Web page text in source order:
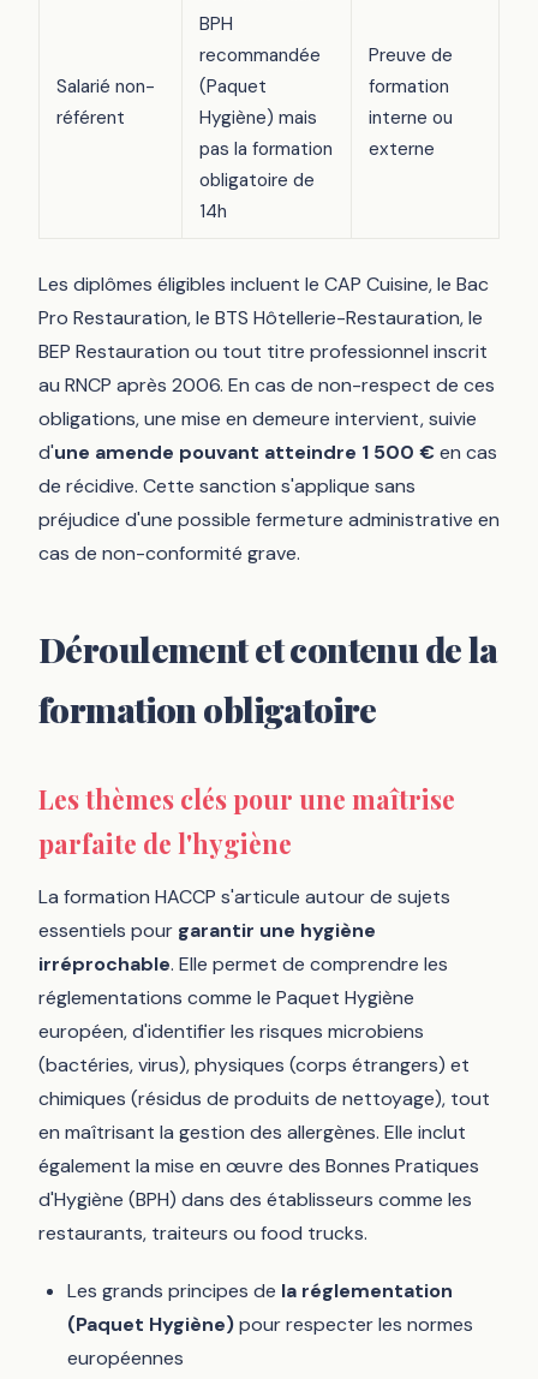
Salarié non-
référent
BPH
recommandée
(Paquet
Hygiène) mais
pas la formation
obligatoire de
14h
Preuve de
formation
interne ou
externe
Les diplômes éligibles incluent le CAP Cuisine, le Bac
Pro Restauration, le BTS Hôtellerie-Restauration, le
BEP Restauration ou tout titre professionnel inscrit
au RNCP après 2006. En cas de non-respect de ces
obligations, une mise en demeure intervient, suivie
d'une amende pouvant atteindre 1 500 € en cas
de récidive. Cette sanction s'applique sans
préjudice d'une possible fermeture administrative en
cas de non-conformité grave.
Déroulement et contenu de la
formation obligatoire
Les thèmes clés pour une maîtrise
parfaite de l'hygiène
La formation HACCP s'articule autour de sujets
essentiels pour garantir une hygiène
irréprochable. Elle permet de comprendre les
réglementations comme le Paquet Hygiène
européen, d'identifier les risques microbiens
(bactéries, virus), physiques (corps étrangers) et
chimiques (résidus de produits de nettoyage), tout
en maîtrisant la gestion des allergènes. Elle inclut
également la mise en œuvre des Bonnes Pratiques
d'Hygiène (BPH) dans des établisseurs comme les
restaurants, traiteurs ou food trucks.
Les grands principes de la réglementation
(Paquet Hygiène)pour respecter les normes
européennes